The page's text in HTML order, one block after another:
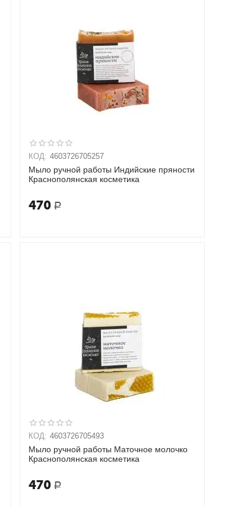
КОД: 4603726705257
Мыло ручной работы Индийские пряности
Краснополянская косметика
470 Р
КОД: 4603726705493
Мыло ручной работы Маточное молочко
Краснополянская косметика
470 Р